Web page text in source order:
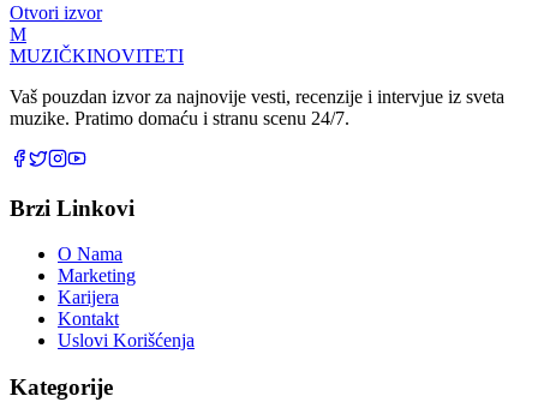
Otvori izvor
M
MUZIČKINOVITETI
Vaš pouzdan izvor za najnovije vesti, recenzije i intervjue iz sveta
muzike. Pratimo domaću i stranu scenu 24/7.
Brzi Linkovi
O Nama
Marketing
Karijera
Kontakt
Uslovi Korišćenja
Kategorije